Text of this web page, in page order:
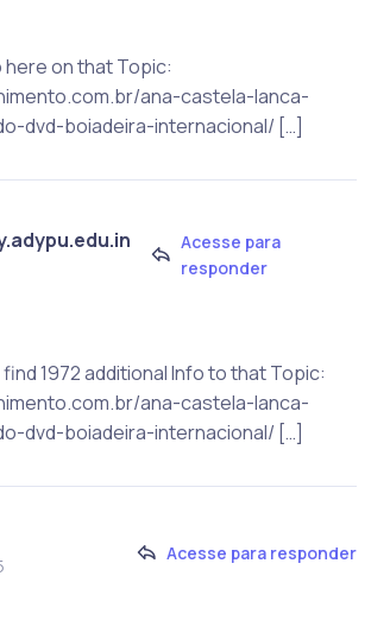
here on that Topic:
ana-castela-lanca-
dvd-boiadeira-internacional/ […]
Acesse para
responder
1972 additional Info to that Topic:
ana-castela-lanca-
dvd-boiadeira-internacional/ […]
Acesse para responder